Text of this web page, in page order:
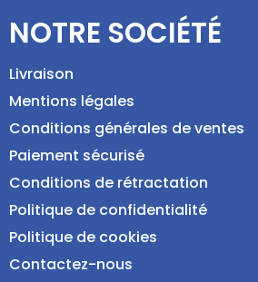
NOTRE SOCIÉTÉ
Livraison
Mentions légales
Conditions générales de ventes
Paiement sécurisé
Conditions de rétractation
Politique de confidentialité
Politique de cookies
Contactez-nous